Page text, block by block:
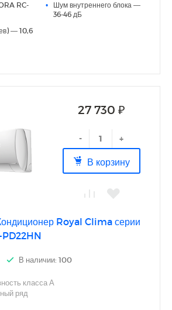
блока
RC-
— 10,6
•
Шум внутреннего блока —
36-46 дБ
27 730 ₽
- +
В корзину
Royal Clima серии
В наличии: 100
класса А
ряд